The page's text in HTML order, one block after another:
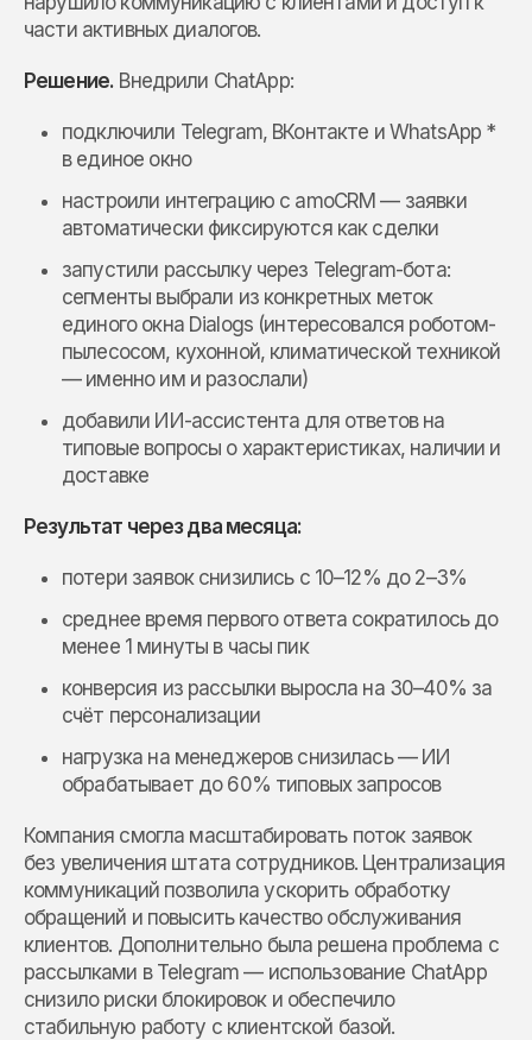
части активных диалогов.
Решение. Внедрили ChatApp:
подключили Telegram, ВКонтакте и WhatsApp *
в единое окно
настроили интеграцию с amoCRM — заявки
автоматически фиксируются как сделки
запустили рассылку через Telegram-бота:
сегменты выбрали из конкретных меток
единого окна Dialogs (интересовался роботом-
пылесосом, кухонной, климатической техникой
— именно им и разослали)
добавили ИИ-ассистента для ответов на
типовые вопросы о характеристиках, наличии и
доставке
Результат через два месяца:
потери заявок снизились с 10–12% до 2–3%
среднее время первого ответа сократилось до
менее 1 минуты в часы пик
конверсия из рассылки выросла на 30–40% за
счёт персонализации
нагрузка на менеджеров снизилась — ИИ
обрабатывает до 60% типовых запросов
Компания смогла масштабировать поток заявок
без увеличения штата сотрудников. Централизация
коммуникаций позволила ускорить обработку
обращений и повысить качество обслуживания
клиентов. Дополнительно была решена проблема с
рассылками в Telegram — использование ChatApp
снизило риски блокировок и обеспечило
стабильную работу с клиентской базой.